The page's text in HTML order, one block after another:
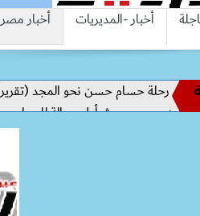
أخبار -المديريات أخبار مصر
حسام حسن نحو المجد (تقرير) 10 زيادات في 10 سنوات.. هل حان الوقت لرفع دعم البنزين نهائيا؟